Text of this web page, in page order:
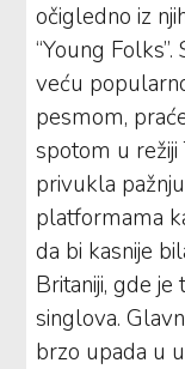
očigledno iz
“Young
veću
pesmom,
spotom u
privukla
platformama
da bi kasnije
Britaniji, gde
singlova.
brzo upada u